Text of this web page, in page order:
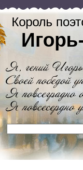
Король